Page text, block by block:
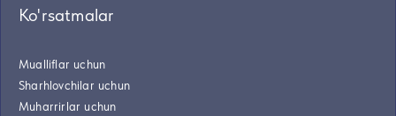
Ko'rsatmalar
Mualliflar uchun
Sharhlovchilar uchun
Muharrirlar uchun